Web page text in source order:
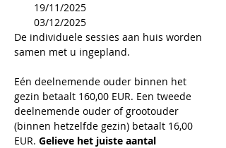
19/11/2025
03/12/2025
De individuele sessies aan huis worden
samen met u ingepland.
Eén deelnemende ouder binnen het
gezin betaalt 160,00 EUR. Een tweede
deelnemende ouder of grootouder
(binnen hetzelfde gezin) betaalt 16,00
EUR. Gelieve het juiste aantal